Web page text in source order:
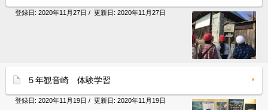
登録日: 2020年11月27日 / 更新日: 2020年11月27日
５年観音崎 体験学習
登録日: 2020年11月19日 / 更新日: 2020年11月19日